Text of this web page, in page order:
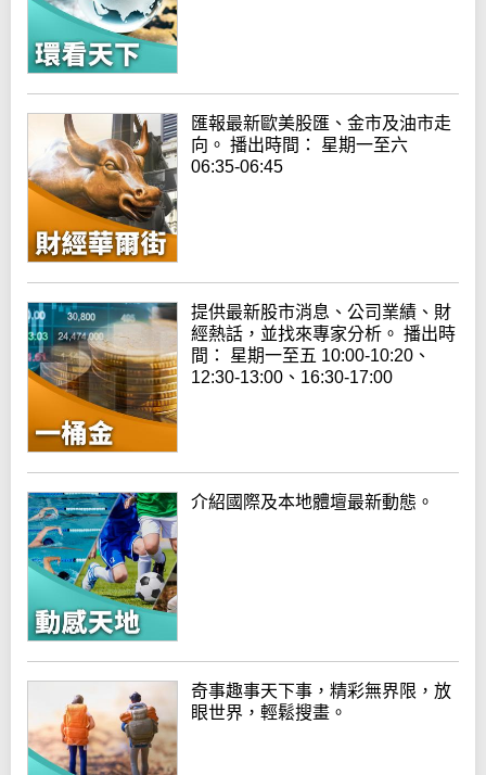
匯報最新歐美股匯、金市及油市走
向。 播出時間： 星期一至六
06:35-06:45
提供最新股市消息、公司業績、財
經熱話，並找來專家分析。 播出時
間： 星期一至五 10:00-10:20、
12:30-13:00、16:30-17:00
介紹國際及本地體壇最新動態。
奇事趣事天下事，精彩無界限，放
眼世界，輕鬆搜畫。